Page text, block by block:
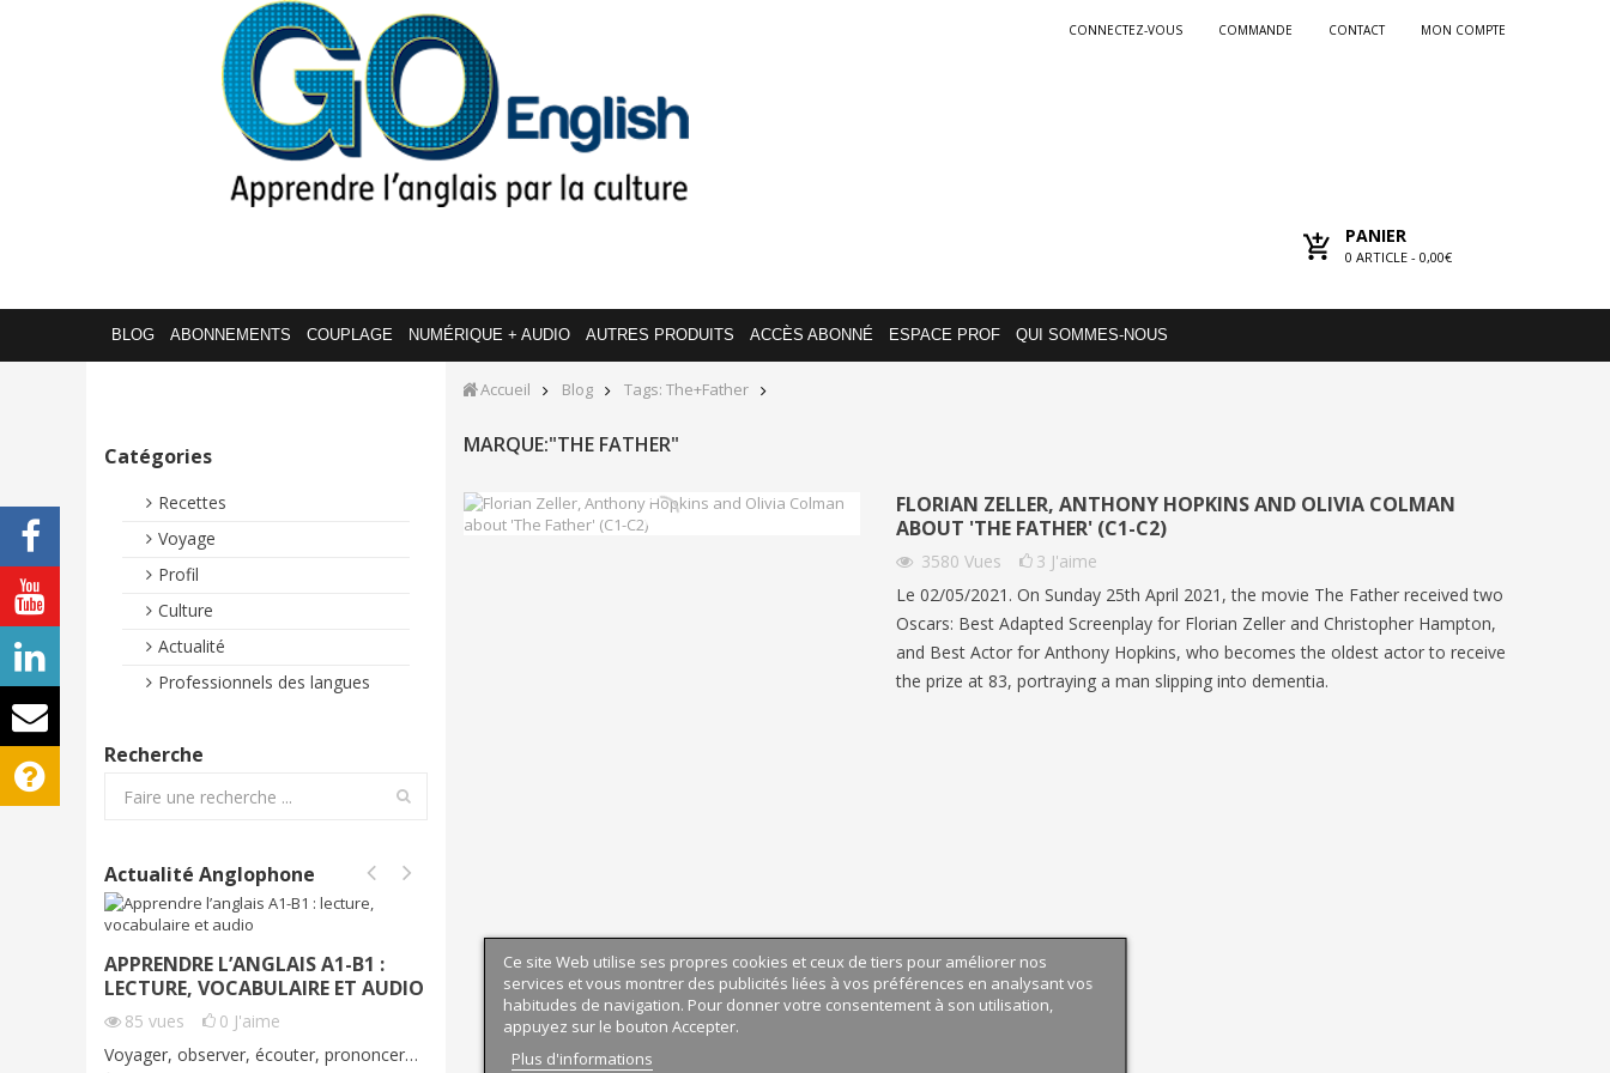
MON COMPTE
CONTACT
COMMANDE
CONNECTEZ-VOUS
PANIER
0 ARTICLE - 0,00€
BLOG ABONNEMENTS COUPLAGE NUMÉRIQUE + AUDIO AUTRES PRODUITS ACCÈS ABONNÉ ESPACE PROF QUI SOMMES-NOUS
Catégories
Recettes
Voyage
Profil
Culture
Actualité
Professionnels des langues
Recherche
Actualité Anglophone
APPRENDRE L’ANGLAIS A1-B1 :
LECTURE, VOCABULAIRE ET AUDIO
85 vues 0 J'aime
Voyager, observer, écouter, prononcer…
PRENDRE LE TRAIN EN ANGLAIS :
VOCABULAIRE, EXPRESSIONS ET
AUDIO | NIVEAUX B1-C1
ÉTUDIER AUX ÉTATS-UNIS :
ANGLAIS A2-B1 | GO ENGLISH
Accueil Blog Tags: The+father
MARQUE:"THE FATHER"
FLORIAN ZELLER, ANTHONY HOPKINS AND OLIVIA COLMAN
ABOUT 'THE FATHER' (C1-C2)
3580 Vues 3 J'aime
Le 02/05/2021. On Sunday 25th April 2021, the movie The Father received two
Oscars: Best Adapted Screenplay for Florian Zeller and Christopher Hampton,
and Best Actor for Anthony Hopkins, who becomes the oldest actor to receive
the prize at 83, portraying a man slipping into dementia.
Ce site Web utilise ses propres cookies et ceux de tiers pour améliorer nos
services et vous montrer des publicités liées à vos préférences en analysant vos
habitudes de navigation. Pour donner votre consentement à son utilisation,
appuyez sur le bouton Accepter.
Plus d'informations